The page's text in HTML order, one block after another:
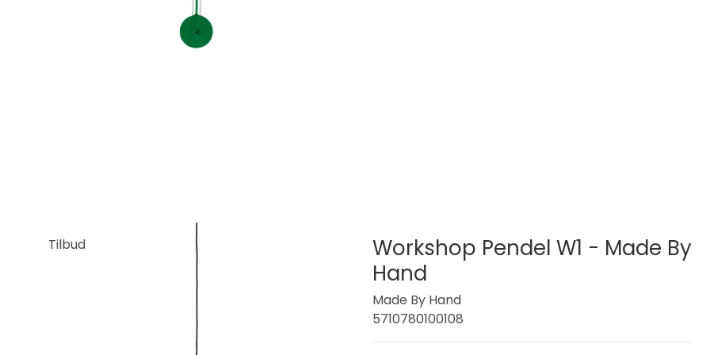
Tilbud
Workshop Pendel W1 - Made By
Hand
Made By Hand
5710780100108